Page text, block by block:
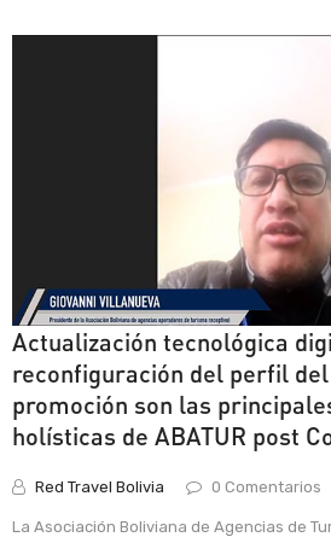
Actualización tecnológica
reconfiguración del perfil
promoción son las
holísticas de ABATUR post
Red Travel Bolivia 0 Comentarios
La Asociación Boliviana de Agencias de